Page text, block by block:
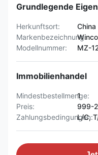
Grundlegende
Herkunftsort:
China
Markenbezeichnung:
Modellnummer:
MZ-
Immobilienhandel
Mindestbestellmenge:
1
Preis:
999-
Zahlungsbedingungen:
L/C,